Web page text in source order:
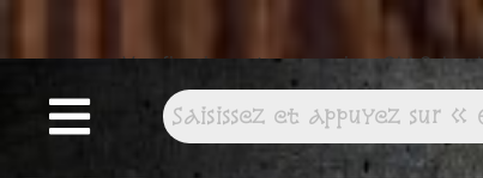
Vos figurines et accessoires Old School
préférés